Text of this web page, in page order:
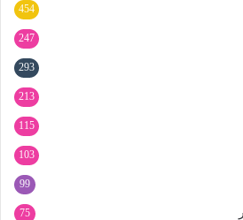
454
247
293
213
115
103
99
75